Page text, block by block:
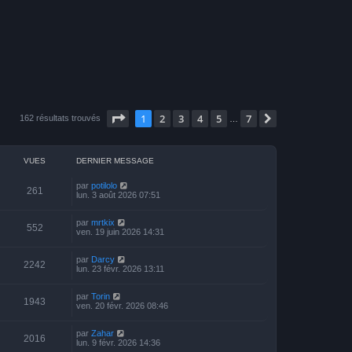
162 résultats trouvés Page sur 7
1 2 3 4 5 7
VUES DERNIER MESSAGE
261 par potilolo
lun. 3 août 2026 07:51
552 par mrtkix
ven. 19 juin 2026 14:31
2242 par Darcy
lun. 23 févr. 2026 13:11
1943 par Torin
ven. 20 févr. 2026 08:46
2016 par Zahar
lun. 9 févr. 2026 14:36